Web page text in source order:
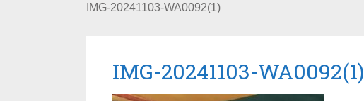
IMG-20241103-WA0092(1)
IMG-20241103-WA0092(1)